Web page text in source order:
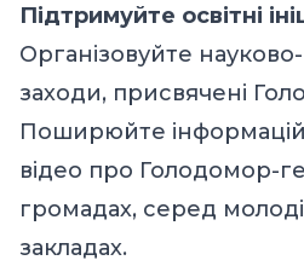
Підтримуйте освітні
Організовуйте
заходи, присвячені
Поширюйте
відео про Голодомор-
громадах, серед молоді
закладах.